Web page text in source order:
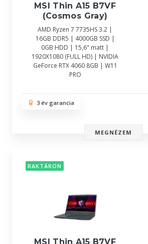
MSI Thin A15 B7VF
(Cosmos Gray)
AMD Ryzen 7 7735HS 3.2 |
16GB DDR5 | 4000GB SSD |
0GB HDD | 15,6" matt |
1920X1080 (FULL HD) | NVIDIA
GeForce RTX 4060 8GB | W11
PRO
3 év garancia
MEGNÉZEM
RAKTÁRON
MSI Thin A15 B7VF